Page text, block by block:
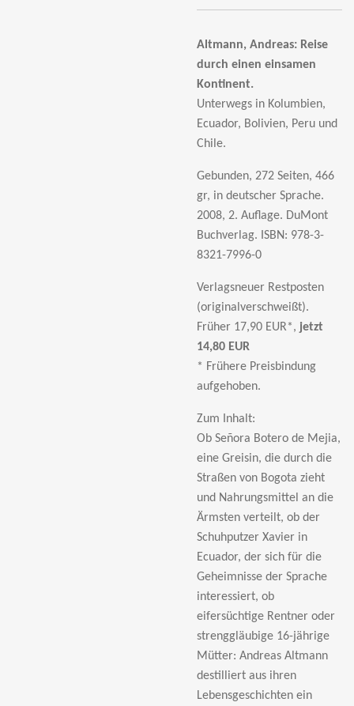
Altmann, Andreas: Reise
durch einen einsamen
Kontinent.
Unterwegs in Kolumbien,
Ecuador, Bolivien, Peru und
Chile.
Gebunden, 272 Seiten, 466
gr, in deutscher Sprache.
2008, 2. Auflage. DuMont
Buchverlag. ISBN: 978-3-
8321-7996-0
Verlagsneuer Restposten
(originalverschweißt).
Früher 17,90 EUR*, jetzt
14,80 EUR
* Frühere Preisbindung
aufgehoben.
Zum Inhalt:
Ob Señora Botero de Mejia,
eine Greisin, die durch die
Straßen von Bogota zieht
und Nahrungsmittel an die
Ärmsten verteilt, ob der
Schuhputzer Xavier in
Ecuador, der sich für die
Geheimnisse der Sprache
interessiert, ob
eifersüchtige Rentner oder
strenggläubige 16-jährige
Mütter: Andreas Altmann
destilliert aus ihren
Lebensgeschichten ein